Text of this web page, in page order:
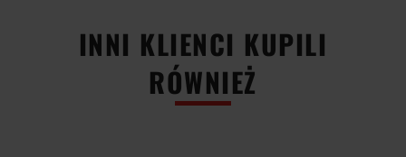
INNI KLIENCI KUPILI
RÓWNIEŻ